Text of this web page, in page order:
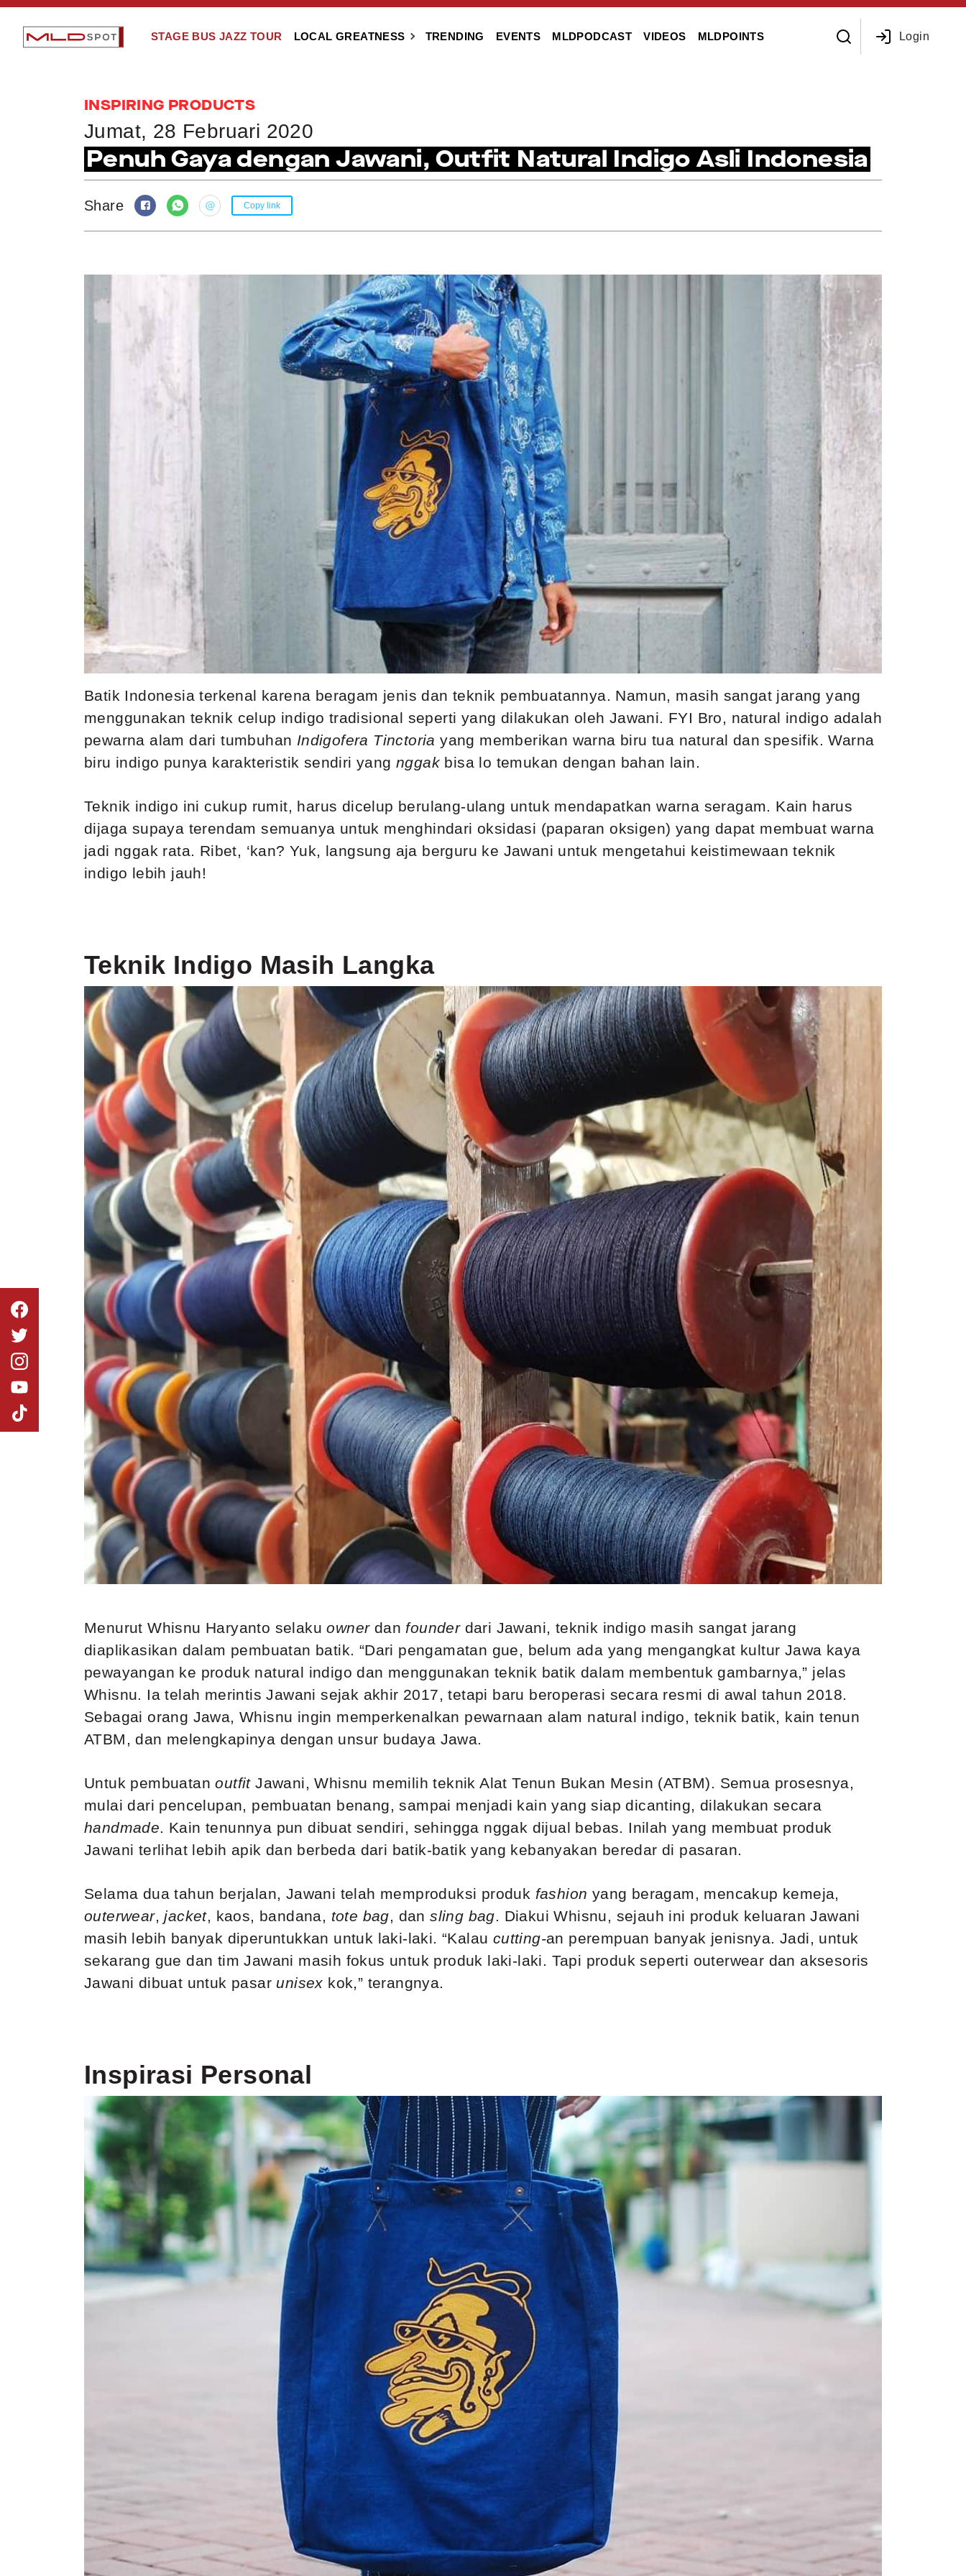
STAGE BUS JAZZ TOUR LOCAL GREATNESS TRENDING EVENTS MLDPODCAST VIDEOS MLDPOINTS Login
INSPIRING PRODUCTS
Jumat, 28 Februari 2020
Penuh Gaya dengan Jawani, Outfit Natural Indigo Asli Indonesia
Share Copy link
Batik Indonesia terkenal karena beragam jenis dan teknik pembuatannya. Namun, masih sangat jarang yang
menggunakan teknik celup indigo tradisional seperti yang dilakukan oleh Jawani. FYI Bro, natural indigo adalah
pewarna alam dari tumbuhan Indigofera Tinctoria yang memberikan warna biru tua natural dan spesifik. Warna
biru indigo punya karakteristik sendiri yang nggak bisa lo temukan dengan bahan lain.
Teknik indigo ini cukup rumit, harus dicelup berulang-ulang untuk mendapatkan warna seragam. Kain harus
dijaga supaya terendam semuanya untuk menghindari oksidasi (paparan oksigen) yang dapat membuat warna
jadi nggak rata. Ribet, ‘kan? Yuk, langsung aja berguru ke Jawani untuk mengetahui keistimewaan teknik
indigo lebih jauh!
Teknik Indigo Masih Langka
Menurut Whisnu Haryanto selakuownerdan founderdari Jawani, teknik indigo masih sangat jarang
diaplikasikan dalam pembuatan batik. “Dari pengamatan gue, belum ada yang mengangkat kultur Jawa kaya
pewayangan ke produk natural indigo dan menggunakan teknik batik dalam membentuk gambarnya,” jelas
Whisnu. Ia telah merintis Jawani sejak akhir 2017, tetapi baru beroperasi secara resmi di awal tahun 2018.
Sebagai orang Jawa, Whisnu ingin memperkenalkan pewarnaan alam natural indigo, teknik batik, kain tenun
ATBM, dan melengkapinya dengan unsur budaya Jawa.
Untuk pembuatanoutfitJawani, Whisnu memilih teknik Alat Tenun Bukan Mesin (ATBM). Semua prosesnya,
mulai dari pencelupan, pembuatan benang, sampai menjadi kain yang siap dicanting, dilakukan secara
handmade. Kain tenunnya pun dibuat sendiri, sehingga nggak dijual bebas. Inilah yang membuat produk
Jawani terlihat lebih apik dan berbeda dari batik-batik yang kebanyakan beredar di pasaran.
Selama dua tahun berjalan, Jawani telah memproduksi produk fashion yang beragam, mencakup kemeja,
outerwear,jacket, kaos, bandana, tote bag, dansling bag. Diakui Whisnu, sejauh ini produk keluaran Jawani
masih lebih banyak diperuntukkan untuk laki-laki. “Kalau cutting-an perempuan banyak jenisnya. Jadi, untuk
sekarang gue dan tim Jawani masih fokus untuk produk laki-laki. Tapi produk seperti outerwear dan aksesoris
Jawani dibuat untuk pasar unisex kok,” terangnya.
Inspirasi Personal